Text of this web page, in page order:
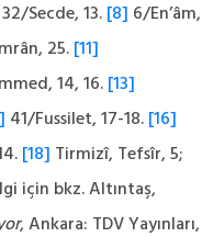
32/Secde, 13. [8] 6/En’âm,
25. [11]
14, 16. [13]
41/Fussilet, 17-18. [16]
[18] Tirmizî, Tefsîr, 5;
için bkz. Altıntaş,
, Ankara: TDV Yayınları,